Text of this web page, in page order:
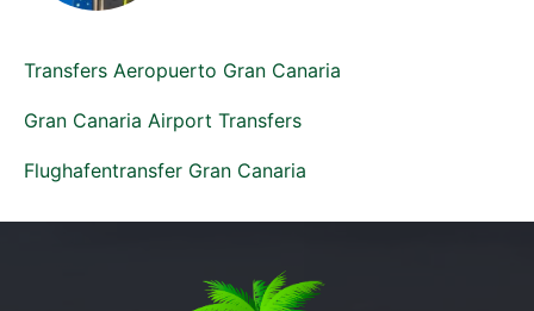
Transfers Aeropuerto Gran Canaria
Gran Canaria Airport Transfers
Flughafentransfer Gran Canaria